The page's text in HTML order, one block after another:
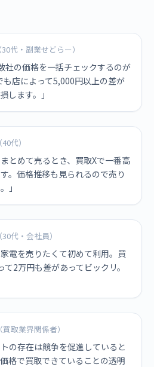
代・副業せどらー）
社の価格を一括チェックするのが
店によって5,000円以上の差が
します。」
代）
とめて売るとき、買取Xで一番高
。価格推移も見られるので売り
」
代・会社員）
電を売りたくて初めて利用。買
2万円も差があってビックリ。
取業界関係者）
の存在は競争を促進していると
格で買取できていることの透明